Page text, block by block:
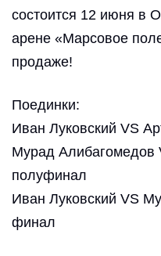
состоится 12 июня в
арене «Марсовое
продаже!
Поединки:
Иван Луковский VS
Мурад
полуфинал
Иван Луковский VS
финал